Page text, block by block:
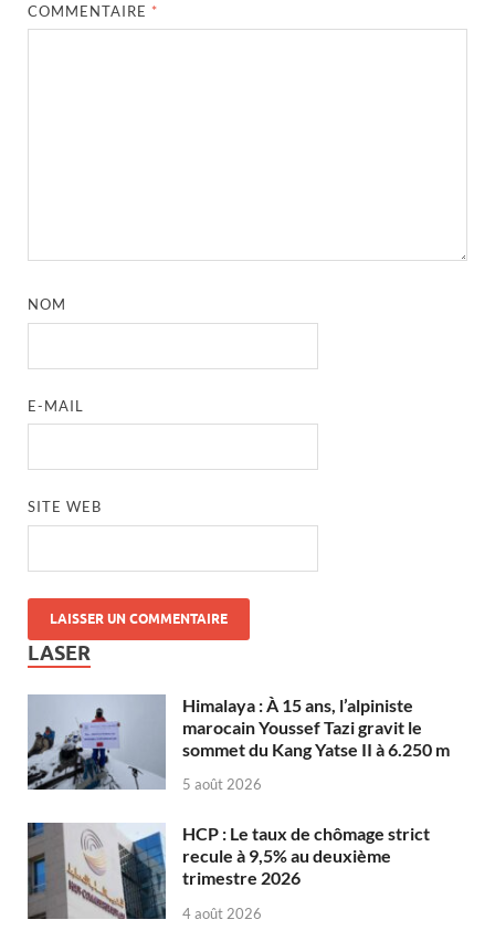
COMMENTAIRE *
NOM
E-MAIL
SITE WEB
LASER
Himalaya : À 15 ans, l’alpiniste
marocain Youssef Tazi gravit le
sommet du Kang Yatse II à 6.250 m
5 août 2026
HCP : Le taux de chômage strict
recule à 9,5% au deuxième
trimestre 2026
4 août 2026